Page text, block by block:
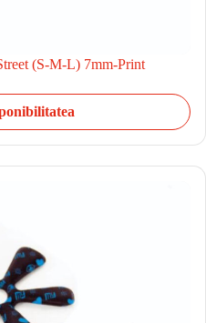
(S-M-L) 7mm-Print